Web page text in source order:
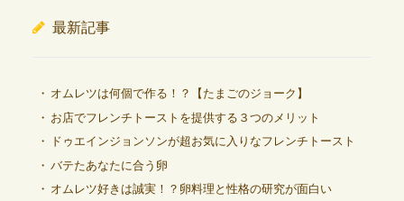
最新記事
オムレツは何個で作る！？【たまごのジョーク】
お店でフレンチトーストを提供する３つのメリット
ドゥエインジョンソンが超お気に入りなフレンチトースト
バテたあなたに合う卵
オムレツ好きは誠実！？卵料理と性格の研究が面白い